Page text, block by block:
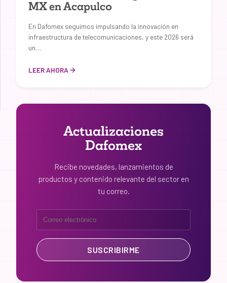
MX en Acapulco
En Dafomex seguimos impulsando la innovación en
infraestructura de telecomunicaciones, y este 2026 será
un…
LEER AHORA
Actualizaciones
Dafomex
Recibe novedades, lanzamientos de
productos y contenido relevante del sector en
tu correo.
SUSCRIBIRME